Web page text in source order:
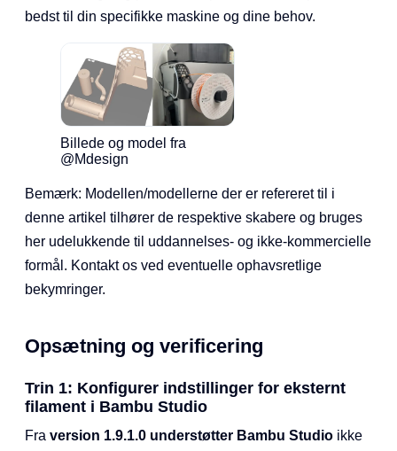
bedst til din specifikke maskine og dine behov.
Billede og model fra
@Mdesign
Bemærk: Modellen/modellerne der er refereret til i
denne artikel tilhører de respektive skabere og bruges
her udelukkende til uddannelses- og ikke-kommercielle
formål. Kontakt os ved eventuelle ophavsretlige
bekymringer.
Opsætning og verificering
Trin 1: Konfigurer indstillinger for eksternt
filament i Bambu Studio
Fra version 1.9.1.0 understøtter Bambu Studio ikke